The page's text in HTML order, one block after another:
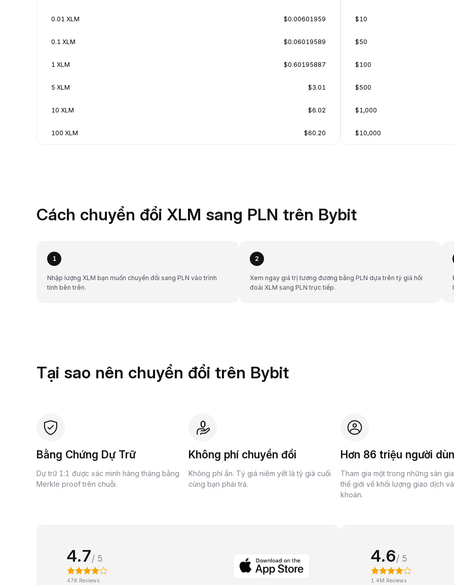
0.01 XLM $0.00601959
0.1 XLM $0.06019589
1 XLM $0.60195887
5 XLM $3.01
10 XLM $6.02
100 XLM $60.20
$10
$50
$100
$500
$1,000
$10,000
Cách chuyển đổi XLM sang PLN trên Bybit
1
Nhập lượng XLM bạn muốn chuyển đổi sang PLN vào trình
tính bên trên.
2
Xem ngay giá trị tương đương bằng PLN dựa trên tỷ giá hối
đoái XLM sang PLN trực tiếp.
Tại sao nên chuyển đổi trên Bybit
Bằng Chứng Dự Trữ
Dự trữ 1:1 được xác minh hàng tháng bằng
Merkle proof trên chuỗi.
Không phí chuyển đổi
Không phí ẩn. Tỷ giá niêm yết là tỷ giá cuối
cùng bạn phải trả.
Hơn 86 triệu người
Tham gia một trong những sàn
thế giới về khối lượng giao dịch
khoản.
4.7/ 5
47K Reviews
4.6/ 5
1.4M Reviews